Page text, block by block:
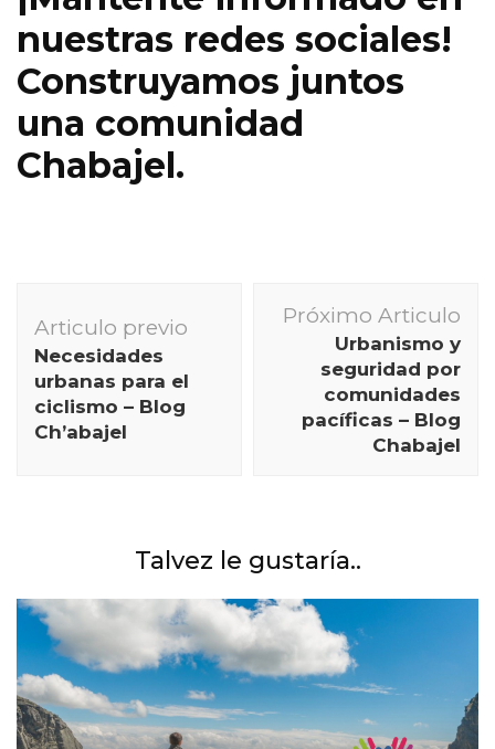
nuestras redes sociales!
Construyamos juntos
una comunidad
Chabajel.
de
publicación
Articulo previo
Necesidades
urbanas para el
ciclismo – Blog
Ch’abajel
Próximo Articulo
Urbanismo y
seguridad por
comunidades
pacíficas – Blog
Chabajel
Talvez le gustaría..